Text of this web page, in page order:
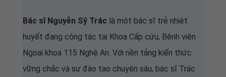
Bác sĩ Nguyễn Sỹ Trác là một bác sĩ trẻ nhiệt
huyết đang công tác tại Khoa Cấp cứu, Bệnh viện
Ngoại khoa 115 Nghệ An. Với nền tảng kiến thức
vững chắc và sự đào tạo chuyên sâu, bác sĩ Trác